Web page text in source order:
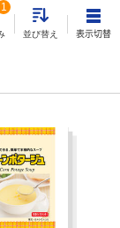
1
並び替え 表示切替